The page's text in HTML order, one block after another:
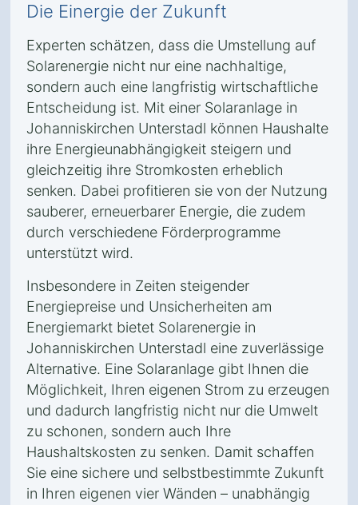
Die Einergie der Zukunft
Experten schätzen, dass die Umstellung auf
Solarenergie nicht nur eine nachhaltige,
sondern auch eine langfristig wirtschaftliche
Entscheidung ist. Mit einer Solaranlage in
Johanniskirchen Unterstadl können Haushalte
ihre Energieunabhängigkeit steigern und
gleichzeitig ihre Stromkosten erheblich
senken. Dabei profitieren sie von der Nutzung
sauberer, erneuerbarer Energie, die zudem
durch verschiedene Förderprogramme
unterstützt wird.
Insbesondere in Zeiten steigender
Energiepreise und Unsicherheiten am
Energiemarkt bietet Solarenergie in
Johanniskirchen Unterstadl eine zuverlässige
Alternative. Eine Solaranlage gibt Ihnen die
Möglichkeit, Ihren eigenen Strom zu erzeugen
und dadurch langfristig nicht nur die Umwelt
zu schonen, sondern auch Ihre
Haushaltskosten zu senken. Damit schaffen
Sie eine sichere und selbstbestimmte Zukunft
in Ihren eigenen vier Wänden – unabhängig